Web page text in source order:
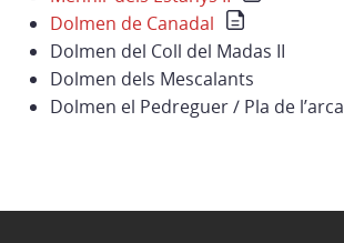
Dolmen de Canadal
Dolmen del Coll del Madas II
Dolmen dels Mescalants
Dolmen el Pedreguer / Pla de l’arca